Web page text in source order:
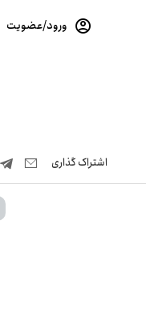
ورود/عضویت
اشتراک‌ گذاری